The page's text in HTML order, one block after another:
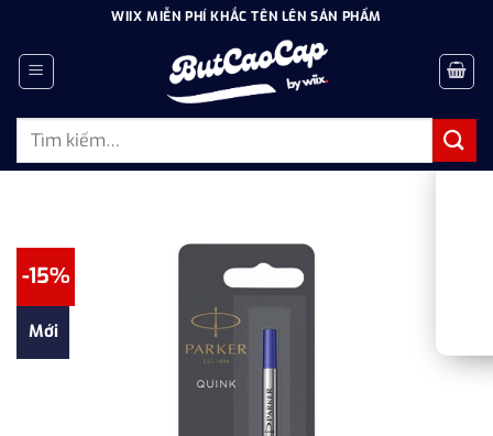
dung
WIIX MIỄN PHÍ KHẮC TÊN LÊN SẢN PHẨM
Tìm
-15%
Mới